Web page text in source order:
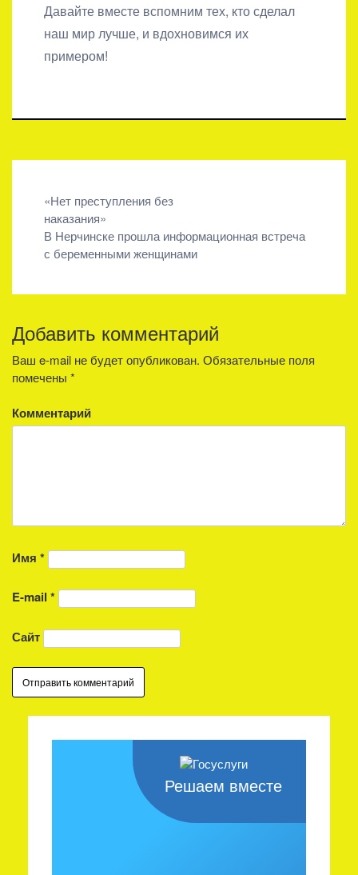
Давайте вместе вспомним тех, кто сделал
наш мир лучше, и вдохновимся их
примером!
Навигация
по
записям
«Нет преступления без
наказания»
В Нерчинске прошла информационная встреча
с беременными женщинами
Добавить комментарий
Ваш e-mail не будет опубликован. Обязательные поля
помечены *
Комментарий
Имя *
E-mail *
Сайт
Решаем вместе